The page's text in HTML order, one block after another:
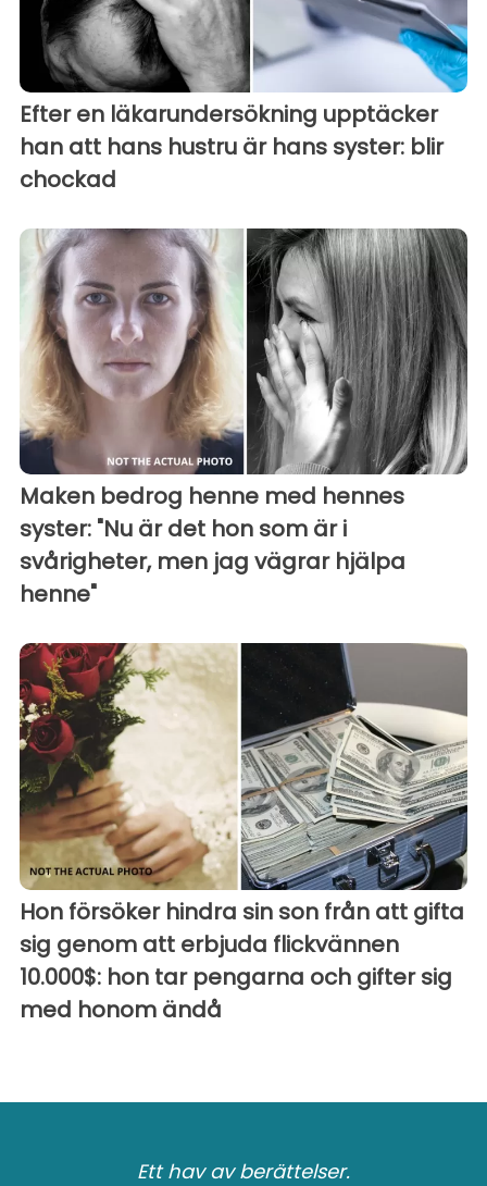
Efter en läkarundersökning upptäcker
han att hans hustru är hans syster: blir
chockad
Maken bedrog henne med hennes
syster: "Nu är det hon som är i
svårigheter, men jag vägrar hjälpa
henne"
Hon försöker hindra sin son från att gifta
sig genom att erbjuda flickvännen
10.000$: hon tar pengarna och gifter sig
med honom ändå
Ett hav av berättelser.